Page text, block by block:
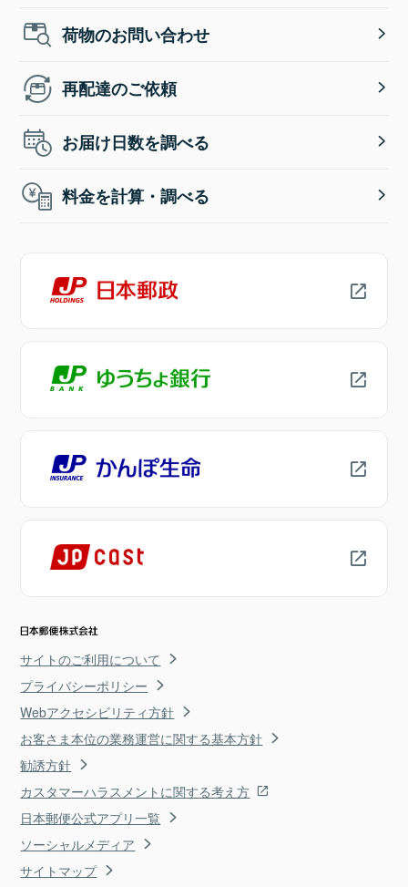
荷物のお問い合わせ
再配達のご依頼
お届け日数を調べる
料金を計算・調べる
サイトのご利用について
プライバシーポリシー
Webアクセシビリティ方針
お客さま本位の業務運営に関する基本方針
勧誘方針
カスタマーハラスメントに関する考え方
日本郵便公式アプリ一覧
ソーシャルメディア
サイトマップ